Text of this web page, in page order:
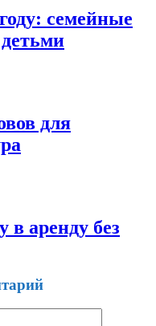
семейные
для
в аренду без